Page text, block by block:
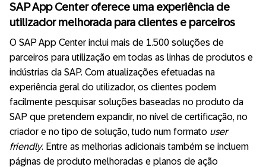
SAP App Center oferece uma experiência de
utilizador melhorada para clientes e parceiros
O SAP App Center inclui mais de 1.500 soluções de
parceiros para utilização em todas as linhas de produtos e
indústrias da SAP. Com atualizações efetuadas na
experiência geral do utilizador, os clientes podem
facilmente pesquisar soluções baseadas no produto da
SAP que pretendem expandir, no nível de certificação, no
criador e no tipo de solução, tudo num formato user
friendly. Entre as melhorias adicionais também se incluem
páginas de produto melhoradas e planos de ação